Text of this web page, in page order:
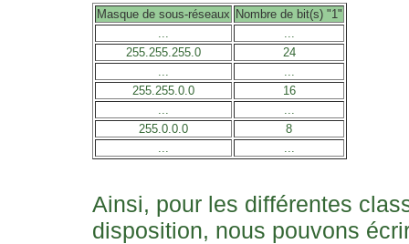
Masque de sous-réseaux Nombre de bit(s) "1"
255.255.255.0
24
255.255.0.0
16
255.0.0.0
8
Ainsi, pour les différentes
disposition, nous pouvons